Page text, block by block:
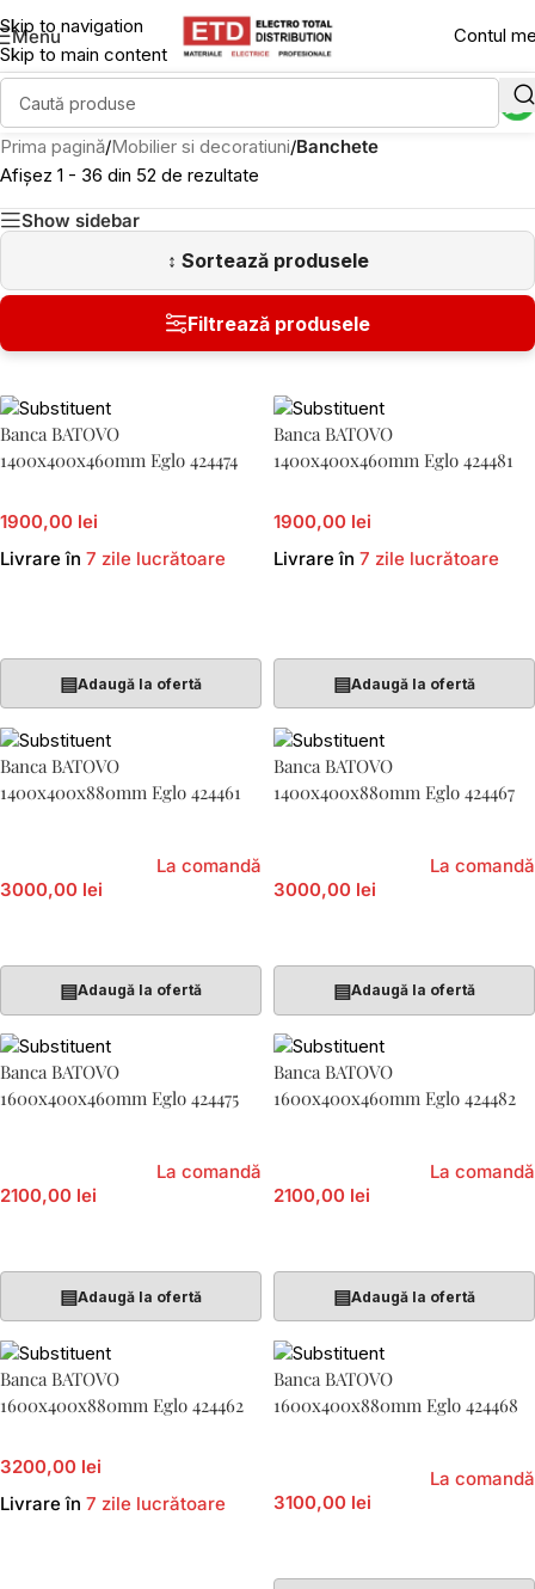
Skip to navigation
Skip to main content
Menu Contul
Prima pagină/Mobilier si decoratiuni/Banchete
Afișez 1 - 36 din 52 de rezultate
Show sidebar
Banca BATOVO
1400x400x460mm Eglo 424474
1900,00 lei
Livrare în 7 zile lucrătoare
▤Adaugă la ofertă
Banca BATOVO
1400x400x460mm Eglo 424481
1900,00 lei
Livrare în 7 zile lucrătoare
▤Adaugă la ofertă
Banca BATOVO
1400x400x880mm Eglo 424461
3000,00 lei
La comandă
▤Adaugă la ofertă
Banca BATOVO
1400x400x880mm Eglo 424467
3000,00 lei
La comandă
▤Adaugă la ofertă
Banca BATOVO
1600x400x460mm Eglo 424475
2100,00 lei
La comandă
▤Adaugă la ofertă
Banca BATOVO
1600x400x460mm Eglo 424482
2100,00 lei
La comandă
▤Adaugă la ofertă
Banca BATOVO
1600x400x880mm Eglo 424462
3200,00 lei
Livrare în 7 zile lucrătoare
Banca BATOVO
1600x400x880mm Eglo 424468
3100,00 lei
La comandă